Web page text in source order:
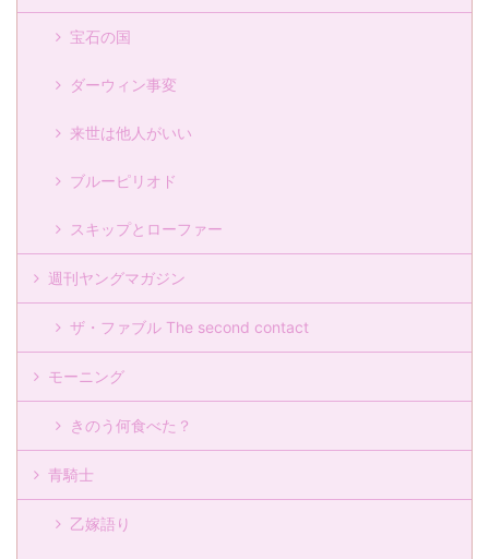
宝石の国
ダーウィン事変
来世は他人がいい
ブルーピリオド
スキップとローファー
週刊ヤングマガジン
ザ・ファブル The second contact
モーニング
きのう何食べた？
青騎士
乙嫁語り